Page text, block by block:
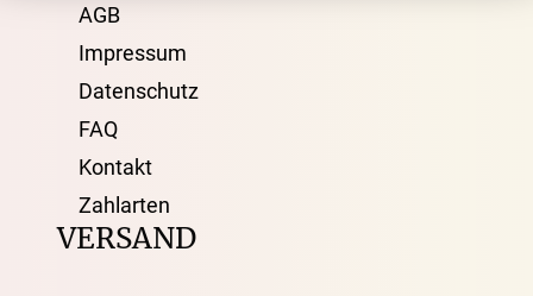
AGB
Impressum
Datenschutz
FAQ
Kontakt
Zahlarten
VERSAND